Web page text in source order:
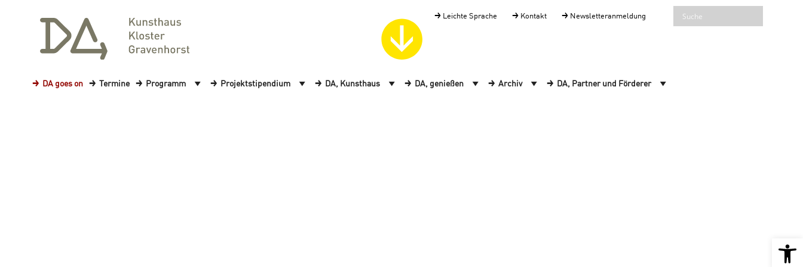
Leichte Sprache Kontakt Newsletteranmeldung
DA goes on Termine Programm Projektstipendium DA, Kunsthaus DA, genießen Archiv DA, Partner und Förderer